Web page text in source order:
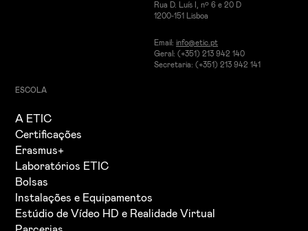
Rua D. Luís I, nº 6 e 20 D
1200-151 Lisboa
Email: info@etic.pt
Geral: (+351) 213 942 140
Secretaria: (+351) 213 942 141
ESCOLA
A ETIC
Certificações
Erasmus+
Laboratórios ETIC
Bolsas
Instalações e Equipamentos
Estúdio de Vídeo HD e Realidade Virtual